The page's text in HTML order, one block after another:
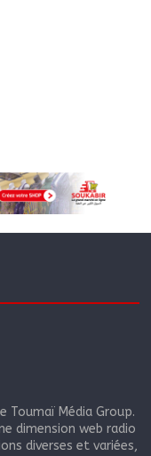
Toumaï Média Group.
dimension web radio
diverses et variées,